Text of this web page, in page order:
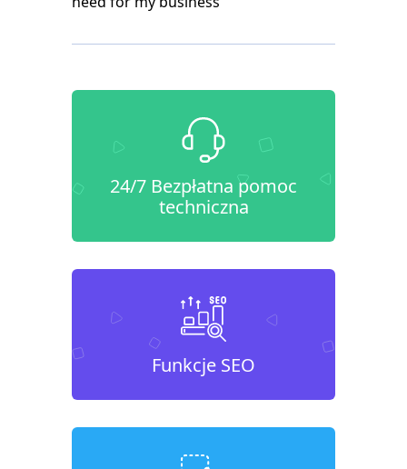
24/7 Bezpłatna pomoc
techniczna
Funkcje SEO